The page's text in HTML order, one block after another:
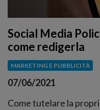
Social Media
come redigerla
MARKETING E PUBBLICITÀ
07/06/2021
Come tutelare la